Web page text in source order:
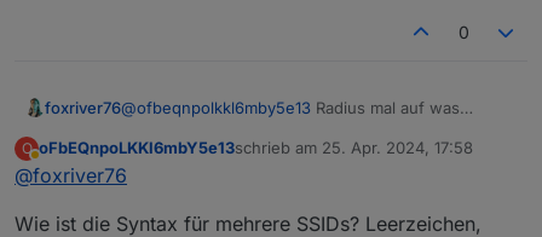
0
foxriver76@ofbeqnpolkkl6mby5e13 Radius mal auf was
anlegst kommt dann was?
O
Abwesend
oFbEQnpoLKKl6mbY5e13schrieb am 25. Apr. 2024, 17:58
zuletzt editiert von
@foxriver76
Wie ist die Syntax für mehrere SSIDs? Leerzeichen,